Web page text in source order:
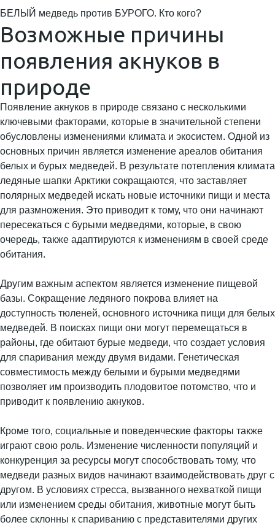
БЕЛЫЙ медведь против БУРОГО. Кто кого?
Возможные причины
появления акнуков в
природе
Появление акнуков в природе связано с несколькими
ключевыми факторами, которые в значительной степени
обусловлены изменениями климата и экосистем. Одной из
основных причин является изменение ареалов обитания
белых и бурых медведей. В результате потепления климата
ледяные шапки Арктики сокращаются, что заставляет
полярных медведей искать новые источники пищи и места
для размножения. Это приводит к тому, что они начинают
пересекаться с бурыми медведями, которые, в свою
очередь, также адаптируются к изменениям в своей среде
обитания.
Другим важным аспектом является изменение пищевой
базы. Сокращение ледяного покрова влияет на
доступность тюленей, основного источника пищи для белых
медведей. В поисках пищи они могут перемещаться в
районы, где обитают бурые медведи, что создает условия
для спаривания между двумя видами. Генетическая
совместимость между белыми и бурыми медведями
позволяет им производить плодовитое потомство, что и
приводит к появлению акнуков.
Кроме того, социальные и поведенческие факторы также
играют свою роль. Изменение численности популяций и
конкуренция за ресурсы могут способствовать тому, что
медведи разных видов начинают взаимодействовать друг с
другом. В условиях стресса, вызванного нехваткой пищи
или изменением среды обитания, животные могут быть
более склонны к спариванию с представителями других